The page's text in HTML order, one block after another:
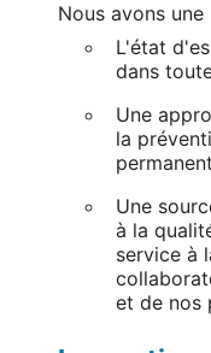
Nous avons
L'état
dans
Une
la
Une
à la
service à
et de nos